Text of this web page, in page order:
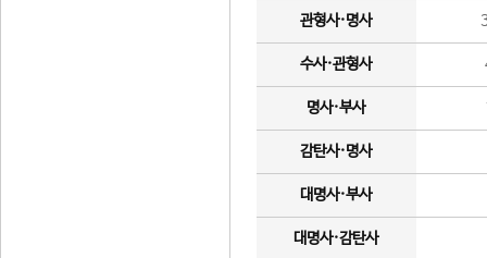
관형사·명사
수사·관형사
명사·부사
감탄사·명사
대명사·부사
대명사·감탄사